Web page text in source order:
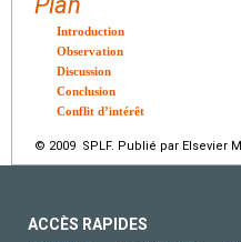
Introduction
Observation
Discussion
Conclusion
Conflit d’intérêt
© 2009 SPLF. Publié par Elsevier
ACCÈS RAPIDES